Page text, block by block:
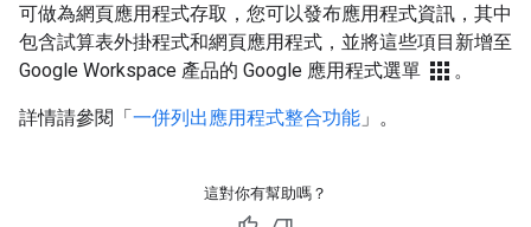
可做為網頁應用程式存取，您可以發布應用程式資訊，其中
包含試算表外掛程式和網頁應用程式，並將這些項目新增至
Google Workspace 產品的 Google 應用程式選單 apps 。
詳情請參閱「一併列出應用程式整合功能 」。
這對你有幫助嗎？